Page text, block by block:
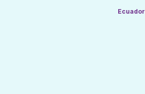
Ecuador